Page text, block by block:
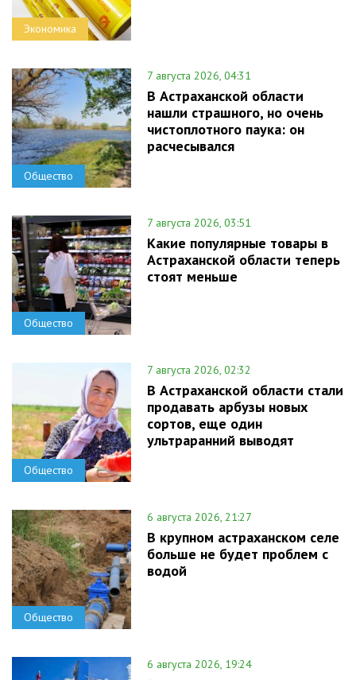
Экономика
Общество
7 августа 2026, 04:31
В Астраханской области
нашли страшного, но очень
чистоплотного паука: он
расчесывался
Общество
7 августа 2026, 03:51
Какие популярные товары в
Астраханской области теперь
стоят меньше
Общество
7 августа 2026, 02:32
В Астраханской области стали
продавать арбузы новых
сортов, еще один
ультраранний выводят
Общество
6 августа 2026, 21:27
В крупном астраханском селе
больше не будет проблем с
водой
6 августа 2026, 19:24